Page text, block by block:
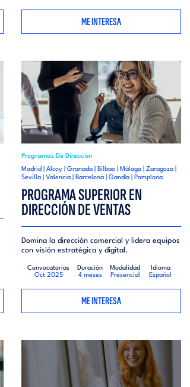
ME INTERESA
Programas De Dirección
Madrid | Alcoy | Granada | Bilbao | Málaga | Zaragoza |
Sevilla | Valencia | Barcelona | Gandía | Pamplona
PROGRAMA SUPERIOR EN
DIRECCIÓN DE VENTAS
Domina la dirección comercial y lidera equipos
con visión estratégica y digital.
Convocatorias
Oct 2025
Duración
4 meses
Modalidad
Presencial
Idioma
Español
ME INTERESA